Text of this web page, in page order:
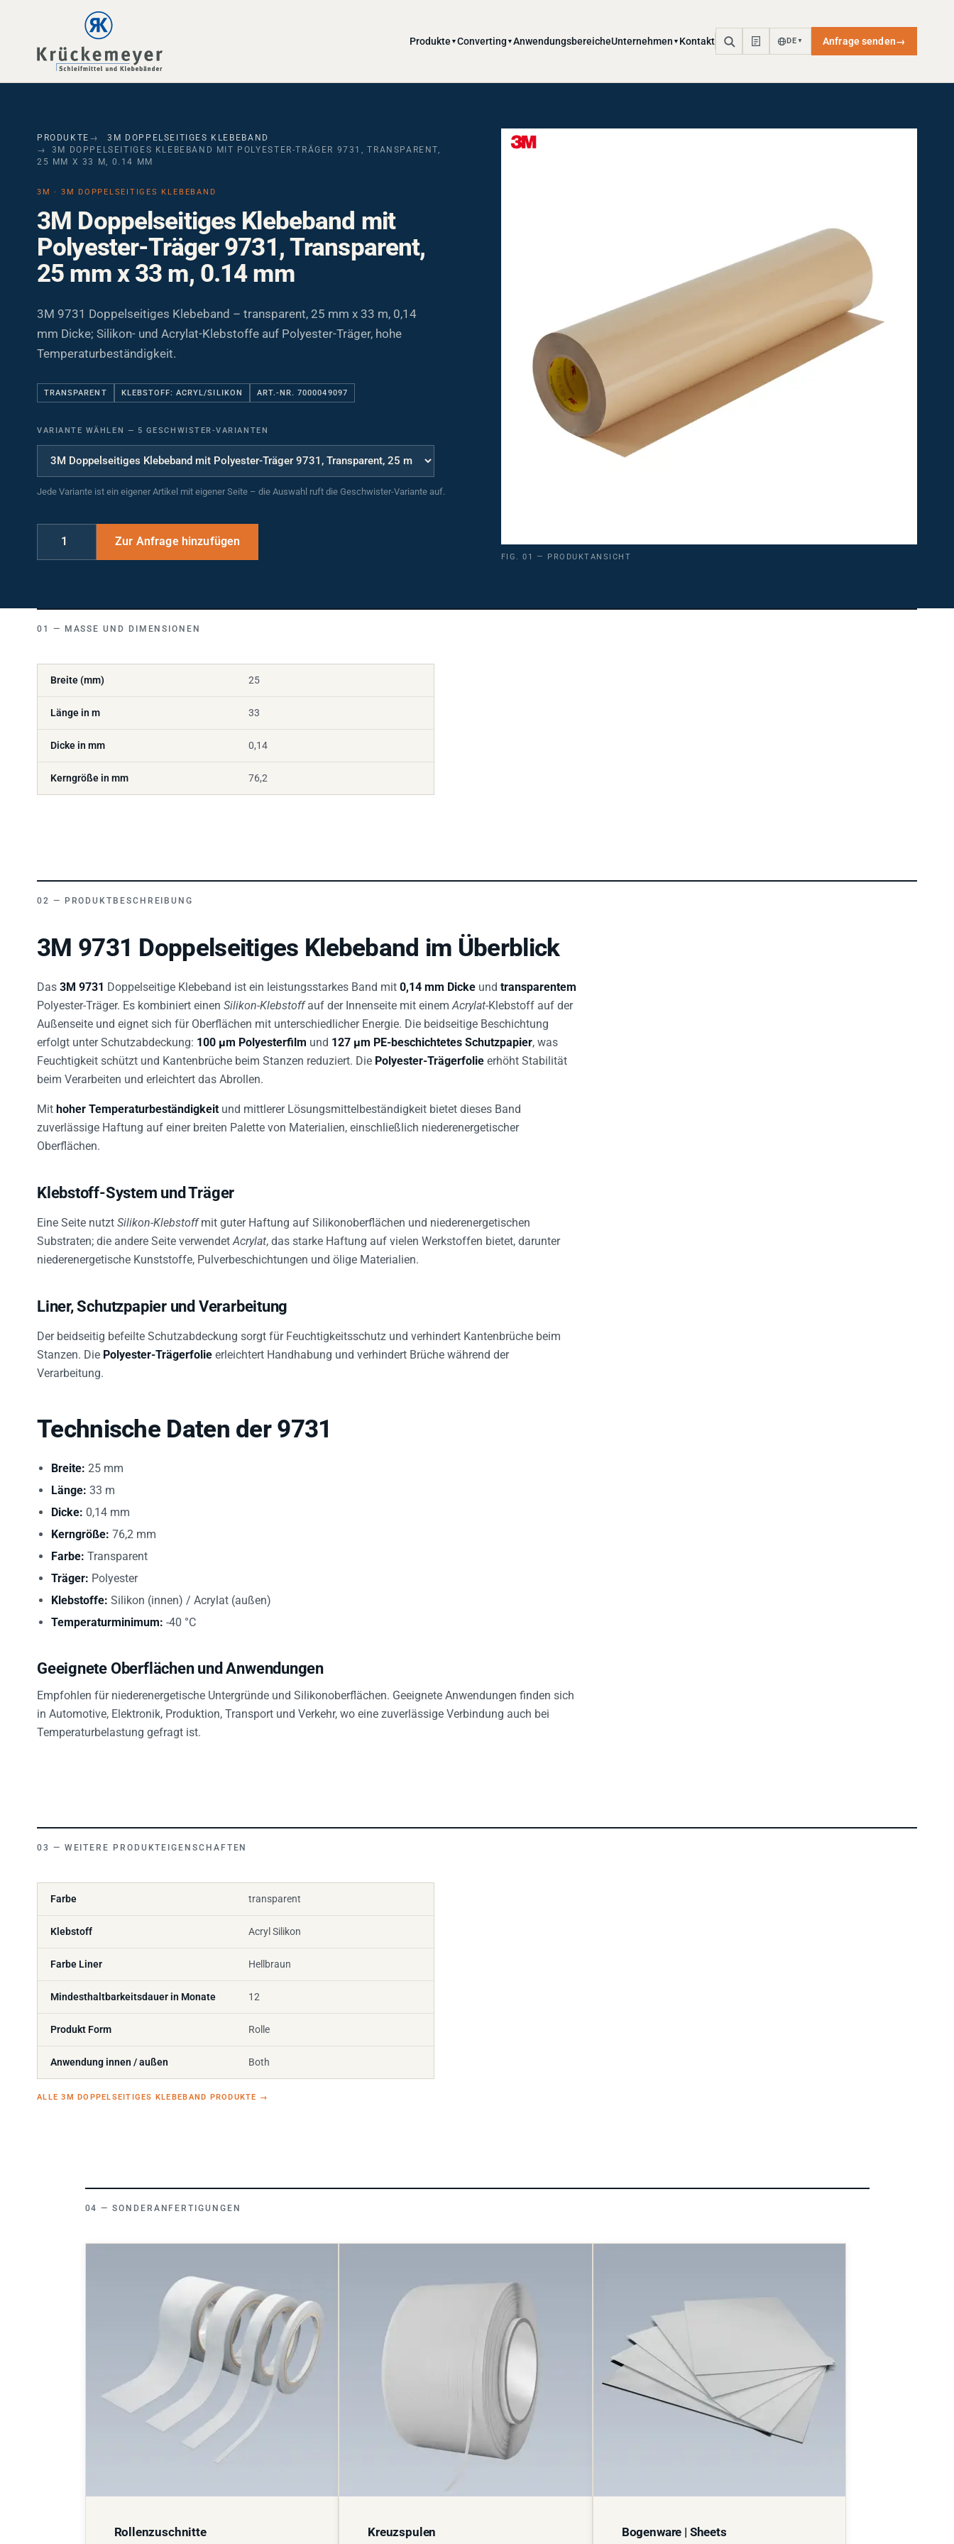
Skip to main navigation
Skip to main content
Skip to page footer
Produkte ▼Converting ▼ AnwendungsbereicheUnternehmen ▼ Kontakt DE ▼ Anfrage senden→
PRODUKTE
3M DOPPELSEITIGES KLEBEBAND
3M DOPPELSEITIGES KLEBEBAND MIT POLYESTER-TRÄGER 9731, TRANSPARENT,
25 MM X 33 M, 0.14 MM
3M · 3M DOPPELSEITIGES KLEBEBAND
3M Doppelseitiges Klebeband mit
Polyester-Träger 9731, Transparent,
25 mm x 33 m, 0.14 mm
3M 9731 Doppelseitiges Klebeband – transparent, 25 mm x 33 m, 0,14
mm Dicke; Silikon- und Acrylat-Klebstoffe auf Polyester-Träger, hohe
Temperaturbeständigkeit.
TRANSPARENT KLEBSTOFF: ACRYL/SILIKON ART.-NR. 7000049097
VARIANTE WÄHLEN — 5 GESCHWISTER-VARIANTEN
Jede Variante ist ein eigener Artikel mit eigener Seite – die Auswahl ruft die Geschwister-Variante auf.
FIG. 01 — PRODUKTANSICHT
MASSE UND DIMENSIONEN
Breite (mm) 25
Länge in m 33
Dicke in mm 0,14
Kerngröße in mm 76,2
PRODUKTBESCHREIBUNG
3M 9731 Doppelseitiges Klebeband im Überblick
Das 3M 9731 Doppelseitige Klebeband ist ein leistungsstarkes Band mit 0,14 mm Dicke und transparentem
Polyester-Träger. Es kombiniert einen Silikon-Klebstoffauf der Innenseite mit einemAcrylat-Klebstoff auf der
Außenseite und eignet sich für Oberflächen mit unterschiedlicher Energie. Die beidseitige Beschichtung
erfolgt unter Schutzabdeckung: 100 µm Polyesterfilm und 127 µm PE-beschichtetes Schutzpapier, was
Feuchtigkeit schützt und Kantenbrüche beim Stanzen reduziert. Die Polyester-Trägerfolie erhöht Stabilität
beim Verarbeiten und erleichtert das Abrollen.
Mit hoher Temperaturbeständigkeit und mittlerer Lösungsmittelbeständigkeit bietet dieses Band
zuverlässige Haftung auf einer breiten Palette von Materialien, einschließlich niederenergetischer
Oberflächen.
Klebstoff-System und Träger
Eine Seite nutzt Silikon-Klebstoffmit guter Haftung auf Silikonoberflächen und niederenergetischen
Substraten; die andere Seite verwendetAcrylat, das starke Haftung auf vielen Werkstoffen bietet, darunter
niederenergetische Kunststoffe, Pulverbeschichtungen und ölige Materialien.
Liner, Schutzpapier und Verarbeitung
Der beidseitig befeilte Schutzabdeckung sorgt für Feuchtigkeitsschutz und verhindert Kantenbrüche beim
Stanzen. Die Polyester-Trägerfolie erleichtert Handhabung und verhindert Brüche während der
Verarbeitung.
Technische Daten der 9731
Breite: 25 mm
Länge: 33 m
Dicke: 0,14 mm
Kerngröße: 76,2 mm
Farbe: Transparent
Träger: Polyester
Klebstoffe: Silikon (innen) / Acrylat (außen)
Temperaturminimum: -40 °C
Geeignete Oberflächen und Anwendungen
Empfohlen für niederenergetische Untergründe und Silikonoberflächen. Geeignete Anwendungen finden sich
in Automotive, Elektronik, Produktion, Transport und Verkehr, wo eine zuverlässige Verbindung auch bei
Temperaturbelastung gefragt ist.
WEITERE PRODUKTEIGENSCHAFTEN
Farbe transparent
Klebstoff Acryl Silikon
Farbe Liner Hellbraun
Mindesthaltbarkeitsdauer in Monate 12
Produkt Form Rolle
Anwendung innen / außen Both
ALLE 3M DOPPELSEITIGES KLEBEBAND PRODUKTE →
SONDERANFERTIGUNGEN
Rollenzuschnitte Kreuzspulen Bogenware | Sheets